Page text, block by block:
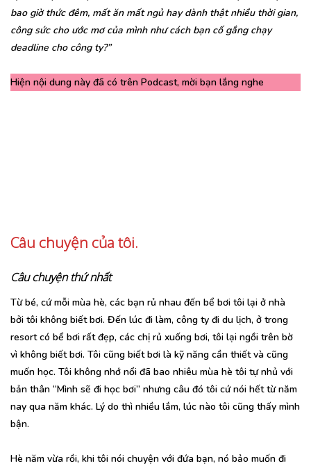
bao giờ thức đêm, mất ăn mất ngủ hay dành thật nhiều thời gian,
công sức cho ước mơ của mình như cách bạn cố gắng chạy
deadline cho công ty?”
Hiện nội dung này đã có trên Podcast, mời bạn lắng nghe
Câu chuyện của tôi.
Câu chuyện thứ nhất
Từ bé, cứ mỗi mùa hè, các bạn rủ nhau đến bể bơi tôi lại ở nhà
bởi tôi không biết bơi. Đến lúc đi làm, công ty đi du lịch, ở trong
resort có bể bơi rất đẹp, các chị rủ xuống bơi, tôi lại ngồi trên bờ
vì không biết bơi. Tôi cũng biết bơi là kỹ năng cần thiết và cũng
muốn học. Tôi không nhớ nổi đã bao nhiêu mùa hè tôi tự nhủ với
bản thân “Mình sẽ đi học bơi” nhưng câu đó tôi cứ nói hết từ năm
nay qua năm khác. Lý do thì nhiều lắm, lúc nào tôi cũng thấy mình
bận.
Hè năm vừa rồi, khi tôi nói chuyện với đứa bạn, nó bảo muốn đi